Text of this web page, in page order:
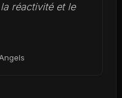
réactivité et le